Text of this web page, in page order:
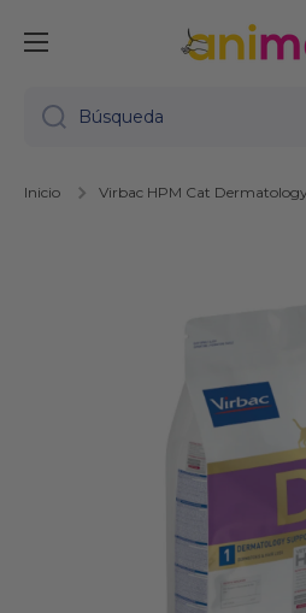
Ir directamente al contenido
Búsqueda
Inicio Virbac HPM Cat